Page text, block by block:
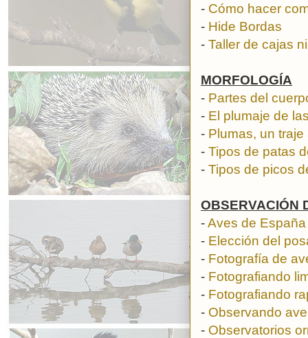
- Cómo hacer
- Hide Bordas
- Taller de cajas
MORFOLOGÍA
- Partes del
- El plumaje de
- Plumas, un
- Tipos de patas
- Tipos de picos
OBSERVACIÓN
-Aves de España
- Elección del
- Fotografía de
- Fotografiando
- Fotografiando
- Observando
- Observatorios